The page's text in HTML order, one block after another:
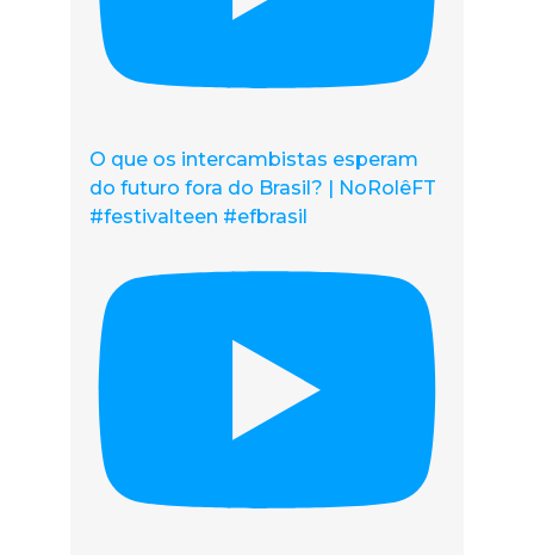
O que os intercambistas esperam
do futuro fora do Brasil? | NoRolêFT
#festivalteen #efbrasil